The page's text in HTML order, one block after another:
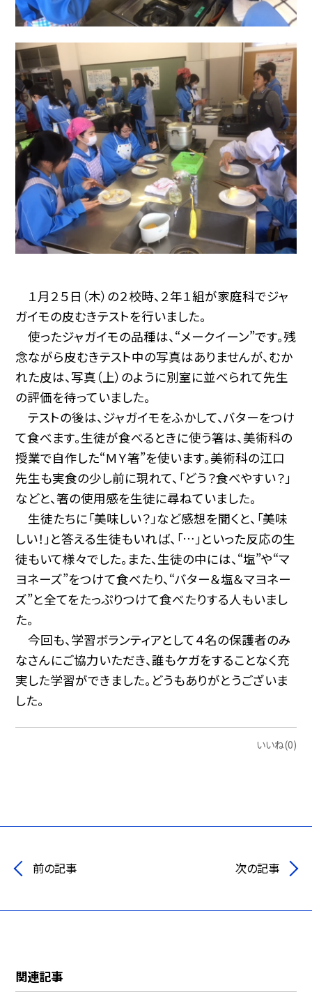
１月２５日（木）の２校時、２年１組が家庭科でジャ
ガイモの皮むきテストを行いました。
使ったジャガイモの品種は、“メークイーン”です。残
念ながら皮むきテスト中の写真はありませんが、むか
れた皮は、写真（上）のように別室に並べられて先生
の評価を待っていました。
テストの後は、ジャガイモをふかして、バターをつけ
て食べます。生徒が食べるときに使う箸は、美術科の
授業で自作した“ＭＹ箸”を使います。美術科の江口
先生も実食の少し前に現れて、「どう？食べやすい？」
などと、箸の使用感を生徒に尋ねていました。
生徒たちに「美味しい？」など感想を聞くと、「美味
しい！」と答える生徒もいれば、「…」といった反応の生
徒もいて様々でした。また、生徒の中には、“塩”や“マ
ヨネーズ”をつけて食べたり、“バター＆塩＆マヨネー
ズ”と全てをたっぷりつけて食べたりする人もいまし
た。
今回も、学習ボランティアとして４名の保護者のみ
なさんにご協力いただき、誰もケガをすることなく充
実した学習ができました。どうもありがとうございま
した。
いいね(0)
前の記事 次の記事
関連記事